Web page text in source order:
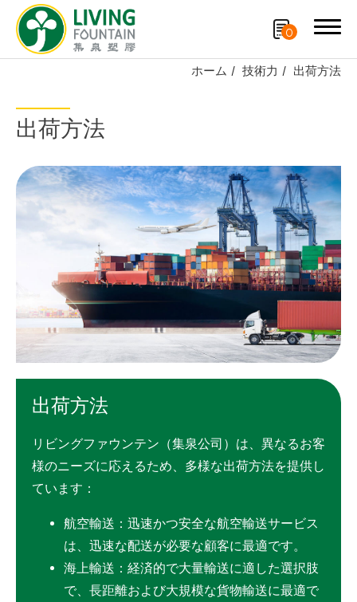
0
ホーム 技術力 出荷方法
出荷方法
出荷方法
リビングファウンテン（集泉公司）は、異なるお客
様のニーズに応えるため、多様な出荷方法を提供し
ています：
航空輸送：迅速かつ安全な航空輸送サービス
は、迅速な配送が必要な顧客に最適です。
海上輸送：経済的で大量輸送に適した選択肢
で、長距離および大規模な貨物輸送に最適で
特許技術
研究開発および製造
生產設備
品質管理政策
出荷方法
尊敬するお客様
使用用途